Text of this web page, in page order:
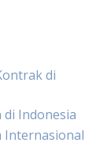
di
di Indonesia
Internasional